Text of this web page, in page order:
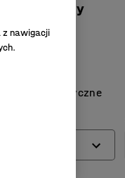
mm, czarny
ładunki statyczne
z nawigacji